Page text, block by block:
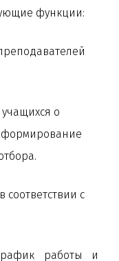
функции:
о
с
работы и